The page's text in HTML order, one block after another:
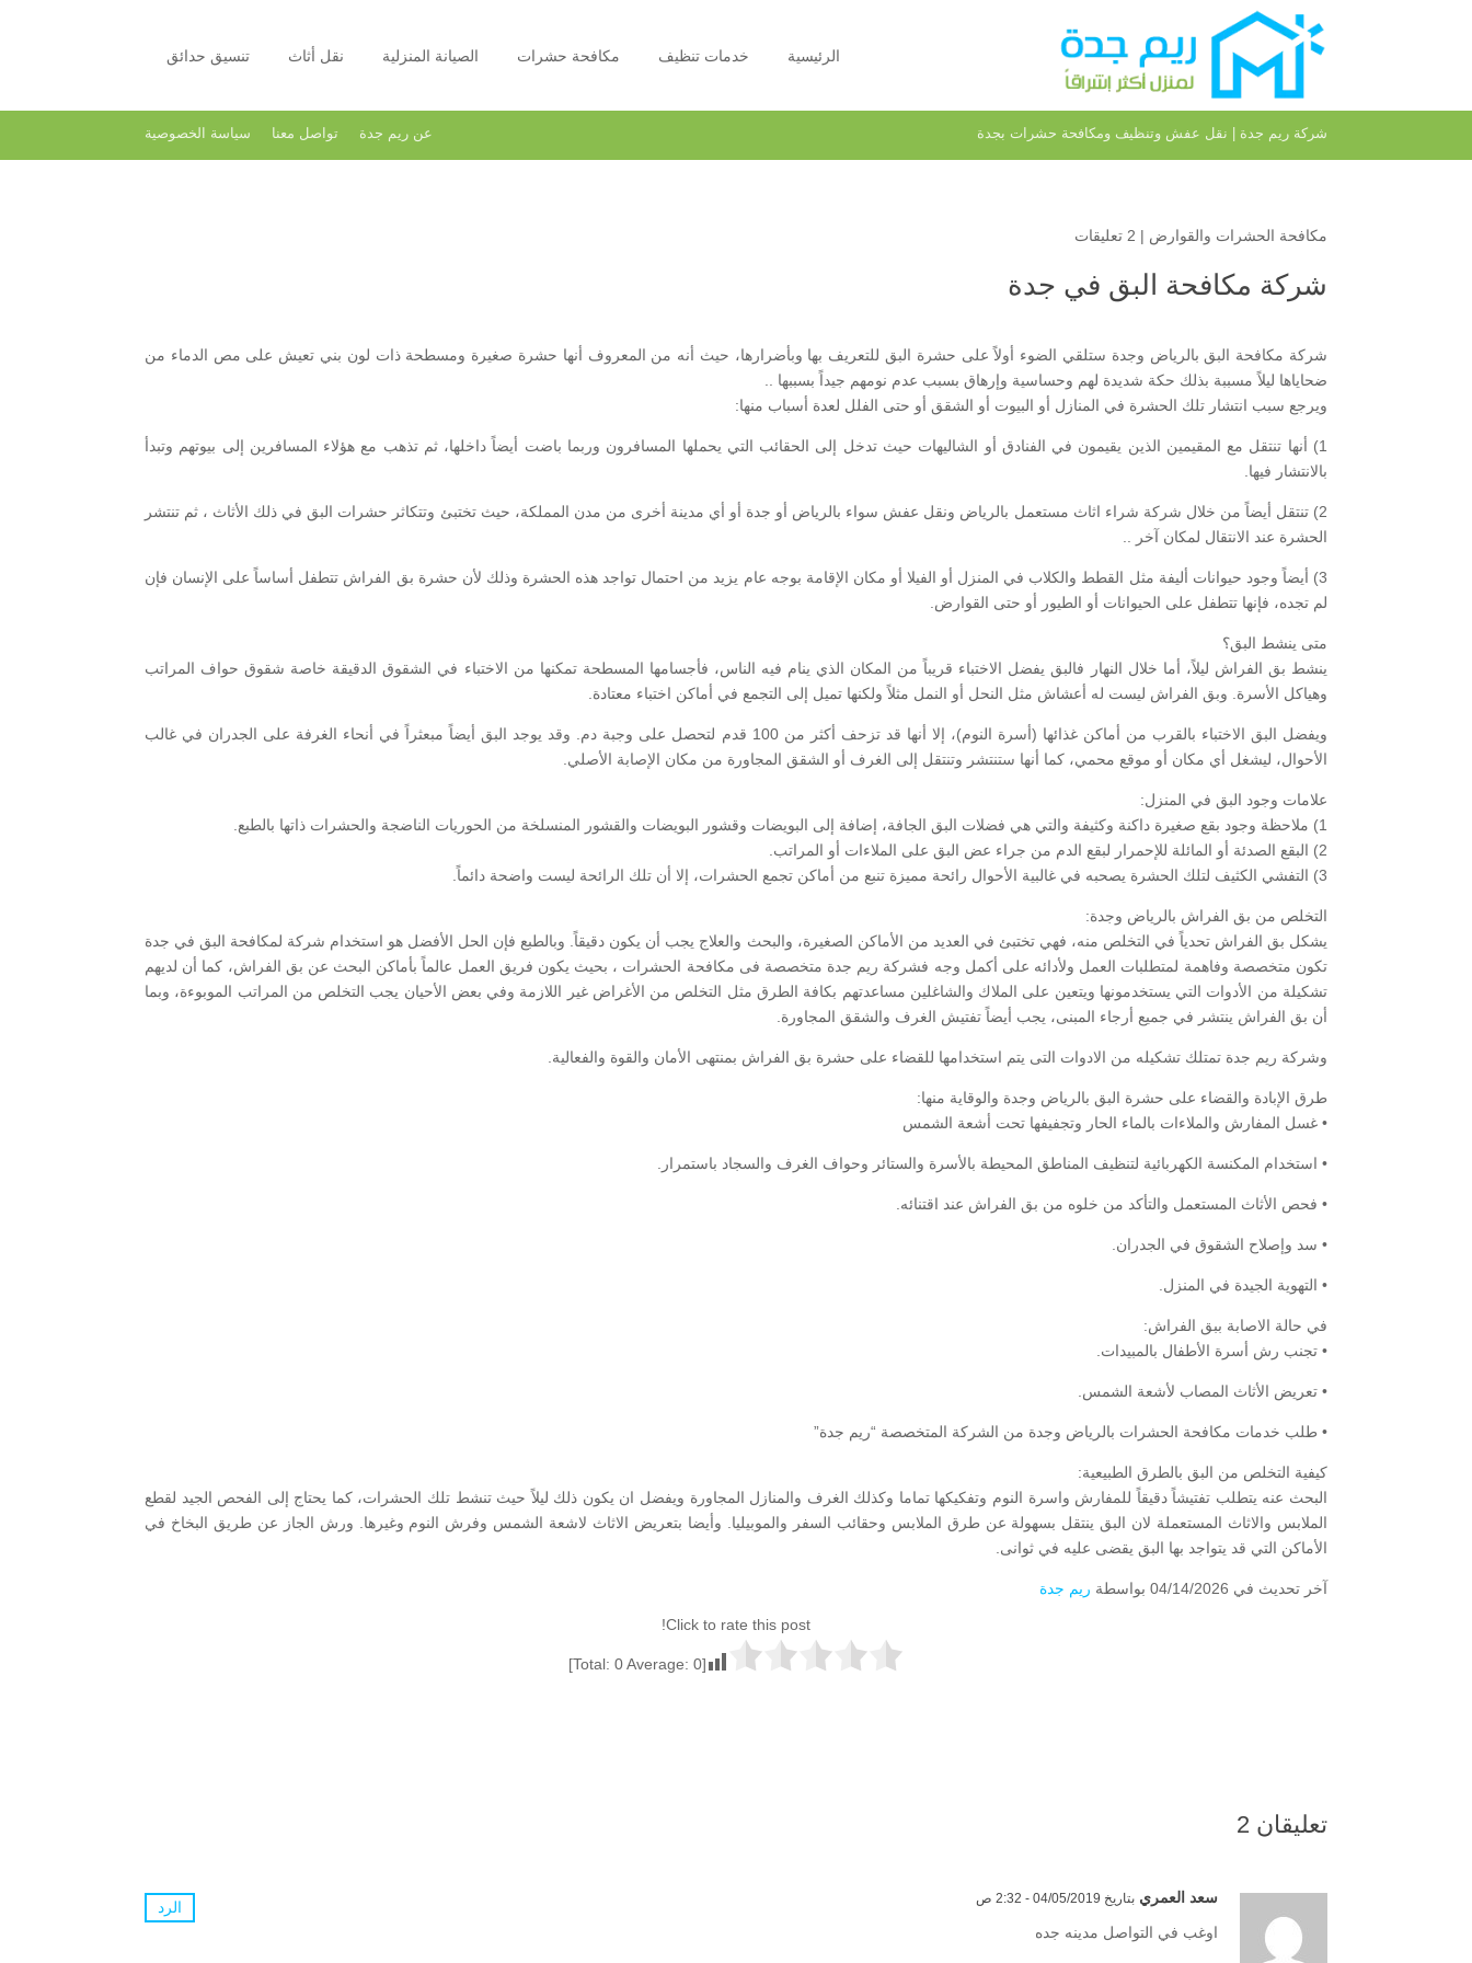
الرئيسية خدمات تنظيف مكافحة حشرات الصيانة المنزلية نقل أثاث تنسيق حدائق
شركة ريم جدة | نقل عفش وتنظيف ومكافحة حشرات بجدة عن ريم جدة تواصل معنا سياسة الخصوصية
مكافحة الحشرات والقوارض | 2 تعليقات
شركة مكافحة البق في جدة
شركة مكافحة البق بالرياض وجدة ستلقي الضوء أولاً على حشرة البق للتعريف بها وبأضرارها، حيث أنه من المعروف أنها حشرة صغيرة ومسطحة ذات لون بني تعيش على مص الدماء من
ضحاياها ليلاً مسببة بذلك حكة شديدة لهم وحساسية وإرهاق بسبب عدم نومهم جيداً بسببها ..
ويرجع سبب انتشار تلك الحشرة في المنازل أو البيوت أو الشقق أو حتى الفلل لعدة أسباب منها:
1) أنها تنتقل مع المقيمين الذين يقيمون في الفنادق أو الشاليهات حيث تدخل إلى الحقائب التي يحملها المسافرون وربما باضت أيضاً داخلها، ثم تذهب مع هؤلاء المسافرين إلى بيوتهم وتبدأ
بالانتشار فيها.
2) تنتقل أيضاً من خلال شركة شراء اثاث مستعمل بالرياض ونقل عفش سواء بالرياض أو جدة أو أي مدينة أخرى من مدن المملكة، حيث تختبئ وتتكاثر حشرات البق في ذلك الأثاث ، ثم تنتشر
الحشرة عند الانتقال لمكان آخر ..
3) أيضاً وجود حيوانات أليفة مثل القطط والكلاب في المنزل أو الفيلا أو مكان الإقامة بوجه عام يزيد من احتمال تواجد هذه الحشرة وذلك لأن حشرة بق الفراش تتطفل أساساً على الإنسان فإن
لم تجده، فإنها تتطفل على الحيوانات أو الطيور أو حتى القوارض.
متى ينشط البق؟
ينشط بق الفراش ليلاً، أما خلال النهار فالبق يفضل الاختباء قريباً من المكان الذي ينام فيه الناس، فأجسامها المسطحة تمكنها من الاختباء في الشقوق الدقيقة خاصة شقوق حواف المراتب
وهياكل الأسرة. وبق الفراش ليست له أعشاش مثل النحل أو النمل مثلاً ولكنها تميل إلى التجمع في أماكن اختباء معتادة.
ويفضل البق الاختباء بالقرب من أماكن غذائها (أسرة النوم)، إلا أنها قد تزحف أكثر من 100 قدم لتحصل على وجبة دم. وقد يوجد البق أيضاً مبعثراً في أنحاء الغرفة على الجدران في غالب
الأحوال، ليشغل أي مكان أو موقع محمي، كما أنها ستنتشر وتنتقل إلى الغرف أو الشقق المجاورة من مكان الإصابة الأصلي.
علامات وجود البق في المنزل:
1) ملاحظة وجود بقع صغيرة داكنة وكثيفة والتي هي فضلات البق الجافة، إضافة إلى البويضات وقشور البويضات والقشور المنسلخة من الحوريات الناضجة والحشرات ذاتها بالطبع.
2) البقع الصدئة أو المائلة للإحمرار لبقع الدم من جراء عض البق على الملاءات أو المراتب.
3) التفشي الكثيف لتلك الحشرة يصحبه في غالبية الأحوال رائحة مميزة تنبع من أماكن تجمع الحشرات، إلا أن تلك الرائحة ليست واضحة دائماً.
التخلص من بق الفراش بالرياض وجدة:
يشكل بق الفراش تحدياً في التخلص منه، فهي تختبئ في العديد من الأماكن الصغيرة، والبحث والعلاج يجب أن يكون دقيقاً. وبالطبع فإن الحل الأفضل هو استخدام شركة لمكافحة البق في جدة
تكون متخصصة وفاهمة لمتطلبات العمل ولأدائه على أكمل وجه فشركة ريم جدة متخصصة فى مكافحة الحشرات ، بحيث يكون فريق العمل عالماً بأماكن البحث عن بق الفراش، كما أن لديهم
تشكيلة من الأدوات التي يستخدمونها ويتعين على الملاك والشاغلين مساعدتهم بكافة الطرق مثل التخلص من الأغراض غير اللازمة وفي بعض الأحيان يجب التخلص من المراتب الموبوءة، وبما
أن بق الفراش ينتشر في جميع أرجاء المبنى، يجب أيضاً تفتيش الغرف والشقق المجاورة.
وشركة ريم جدة تمتلك تشكيله من الادوات التى يتم استخدامها للقضاء على حشرة بق الفراش بمنتهى الأمان والقوة والفعالية.
طرق الإبادة والقضاء على حشرة البق بالرياض وجدة والوقاية منها:
• غسل المفارش والملاءات بالماء الحار وتجفيفها تحت أشعة الشمس
• استخدام المكنسة الكهربائية لتنظيف المناطق المحيطة بالأسرة والستائر وحواف الغرف والسجاد باستمرار.
• فحص الأثاث المستعمل والتأكد من خلوه من بق الفراش عند اقتنائه.
• سد وإصلاح الشقوق في الجدران.
• التهوية الجيدة في المنزل.
في حالة الاصابة ببق الفراش:
• تجنب رش أسرة الأطفال بالمبيدات.
• تعريض الأثاث المصاب لأشعة الشمس.
• طلب خدمات مكافحة الحشرات بالرياض وجدة من الشركة المتخصصة “ريم جدة”
كيفية التخلص من البق بالطرق الطبيعية:
البحث عنه يتطلب تفتيشاً دقيقاً للمفارش واسرة النوم وتفكيكها تماما وكذلك الغرف والمنازل المجاورة ويفضل ان يكون ذلك ليلاً حيث تنشط تلك الحشرات، كما يحتاج إلى الفحص الجيد لقطع
الملابس والاثاث المستعملة لان البق ينتقل بسهولة عن طرق الملابس وحقائب السفر والموبيليا. وأيضا بتعريض الاثاث لاشعة الشمس وفرش النوم وغيرها. ورش الجاز عن طريق البخاخ في
الأماكن التي قد يتواجد بها البق يقضى عليه في ثوانى.
آخر تحديث في 04/14/2026 بواسطة ريم جدة
Click to rate this post!
[Total:
0Average: 0
]
تعليقان 2
سعد العمري بتاريخ 04/05/2019 - 2:32 ص
اوغب في التواصل مدينه جده
الرد